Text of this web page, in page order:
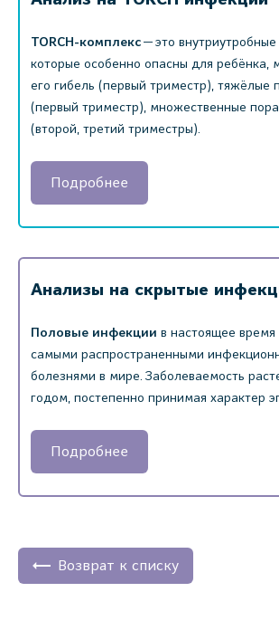
TORCH-комплекс— это
которые особенно опасны для ребёнка,
его гибель (первый триместр), тяжёлые
(первый триместр), множественные
(второй, третий триместры).
Подробнее
Анализы на скрытые
Половые инфекции в настоящее время
самыми распространенными
болезнями в мире. Заболеваемость
годом, постепенно принимая характер
Подробнее
Возврат к списку